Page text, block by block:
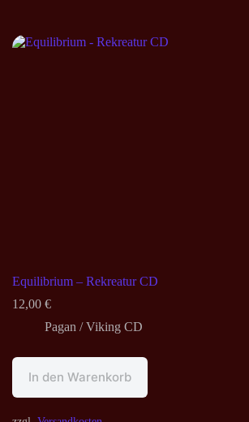
Equilibrium – Rekreatur CD
12,00 €
Pagan / Viking CD
In den Warenkorb